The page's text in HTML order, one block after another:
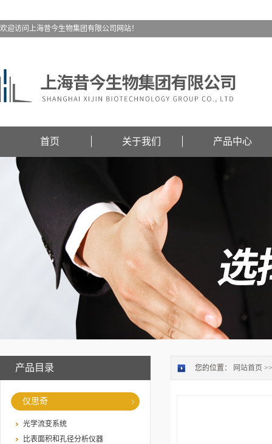
欢迎访问上海昔今生物集团有限公司网站！
首页 关于我们 产品中心
产品目录
仪思奇
光学流变系统
比表面积和孔径分析仪器
您的位置： 网站首页